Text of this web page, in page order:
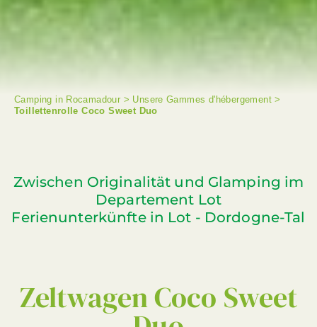
Camping in Rocamadour > Unsere Gammes d'hébergement>
Toillettenrolle Coco Sweet Duo
Zwischen Originalität und Glamping im
Departement Lot
Ferienunterkünfte in Lot - Dordogne-Tal
Zeltwagen Coco Sweet